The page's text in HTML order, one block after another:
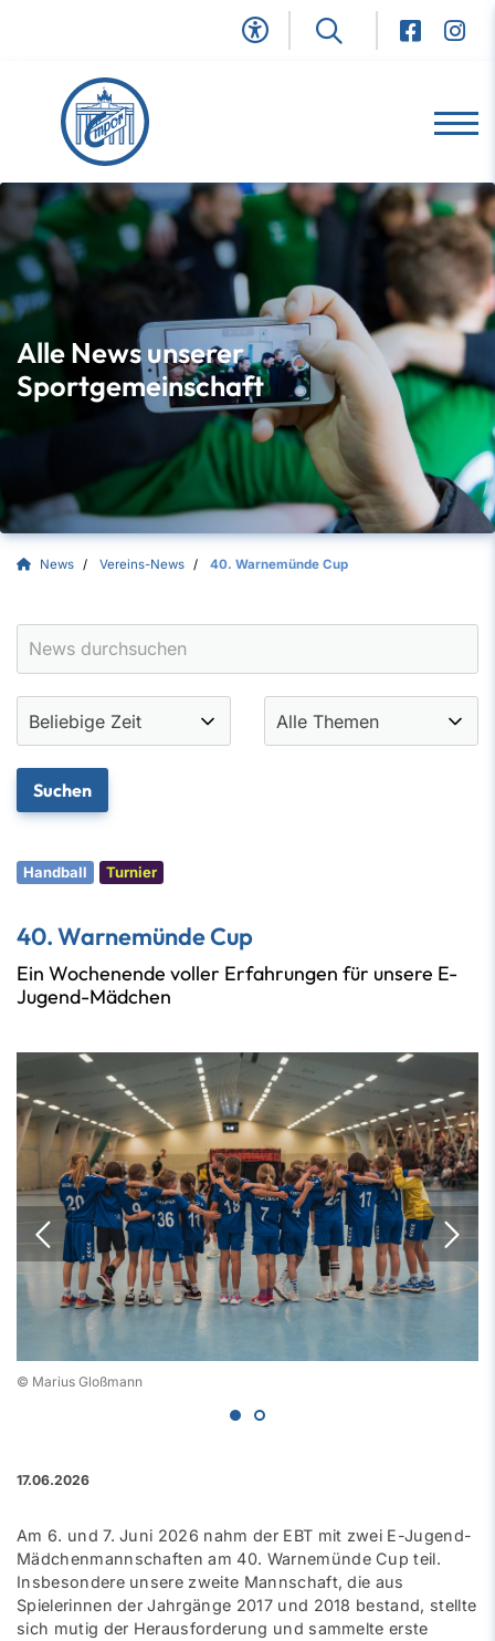
Alle News unserer
Sportgemeinschaft
News Vereins-News 40. Warnemünde Cup
Handball Turnier
40. Warnemünde Cup
Ein Wochenende voller Erfahrungen für unsere E-
Jugend-Mädchen
© Marius Gloßmann
17.06.2026
Am 6. und 7. Juni 2026 nahm der EBT mit zwei E-Jugend-
Mädchenmannschaften am 40. Warnemünde Cup teil.
Insbesondere unsere zweite Mannschaft, die aus
Spielerinnen der Jahrgänge 2017 und 2018 bestand, stellte
sich mutig der Herausforderung und sammelte erste